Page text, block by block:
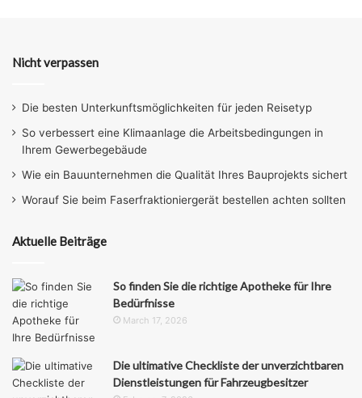
Nicht verpassen
Die besten Unterkunftsmöglichkeiten für jeden Reisetyp
So verbessert eine Klimaanlage die Arbeitsbedingungen in
Ihrem Gewerbegebäude
Wie ein Bauunternehmen die Qualität Ihres Bauprojekts sichert
Worauf Sie beim Faserfraktioniergerät bestellen achten sollten
Aktuelle Beiträge
So finden Sie die richtige Apotheke für Ihre
Bedürfnisse
March 17, 2026
Die ultimative Checkliste der unverzichtbaren
Dienstleistungen für Fahrzeugbesitzer